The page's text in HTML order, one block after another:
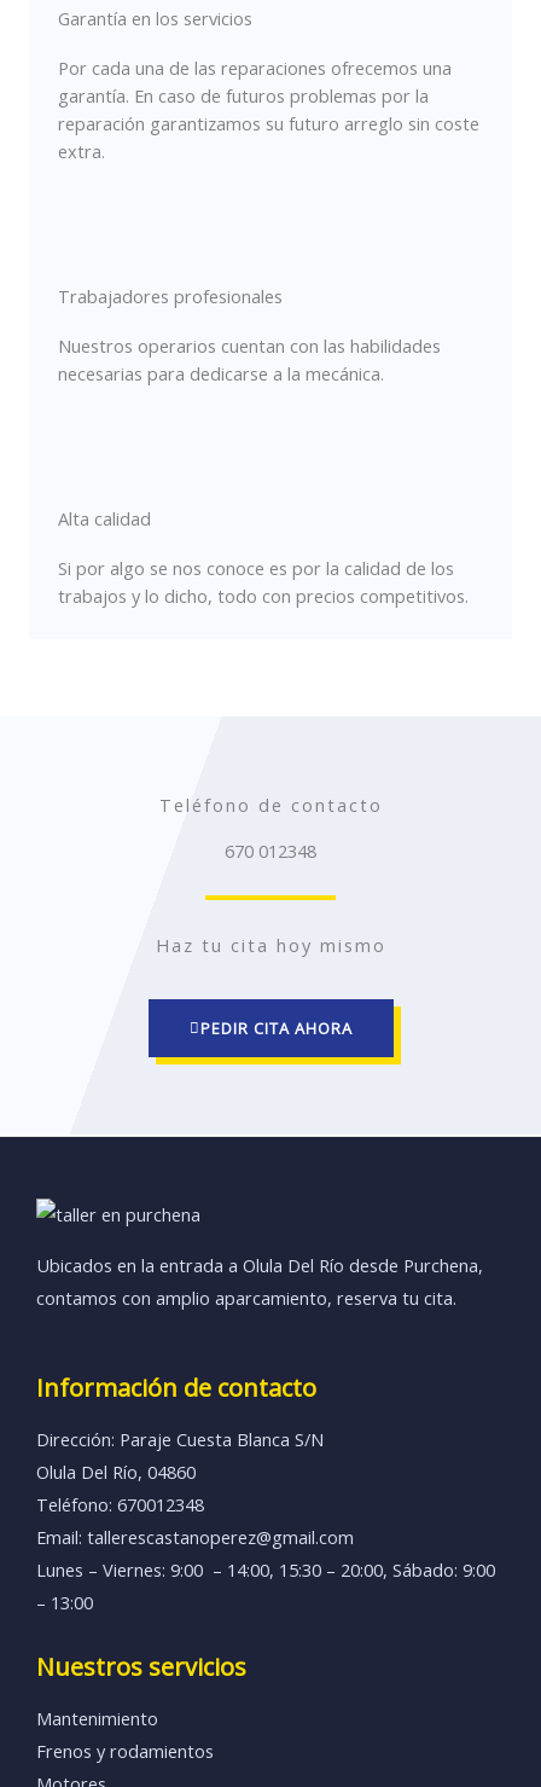
Garantía en los servicios
Por cada una de las reparaciones ofrecemos una
garantía. En caso de futuros problemas por la
reparación garantizamos su futuro arreglo sin coste
extra.
Trabajadores profesionales
Nuestros operarios cuentan con las habilidades
necesarias para dedicarse a la mecánica.
Alta calidad
Si por algo se nos conoce es por la calidad de los
trabajos y lo dicho, todo con precios competitivos.
Teléfono de contacto
670 012348
Haz tu cita hoy mismo
PEDIR CITA AHORA
Ubicados en la entrada a Olula Del Río desde Purchena,
contamos con amplio aparcamiento, reserva tu cita.
Información de contacto
Dirección: Paraje Cuesta Blanca S/N
Olula Del Río, 04860
Teléfono: 670012348
Email: tallerescastanoperez@gmail.com
Lunes – Viernes: 9:00 – 14:00, 15:30 – 20:00, Sábado: 9:00
– 13:00
Nuestros servicios
Mantenimiento
Frenos y rodamientos